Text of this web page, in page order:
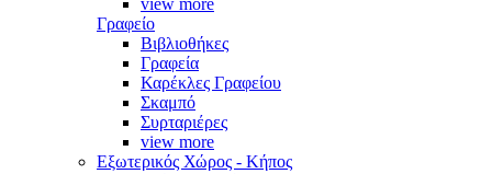
view more
Γραφείο
Βιβλιοθήκες
Γραφεία
Καρέκλες Γραφείου
Σκαμπό
Συρταριέρες
view more
Εξωτερικός Χώρος - Κήπος